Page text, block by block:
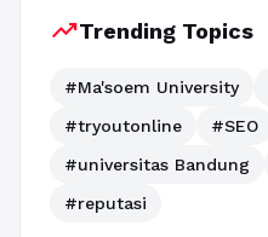
trending_upTrending Topics
#Ma'soem University
#tryoutonline
#SEO
#universitas Bandung
#reputasi